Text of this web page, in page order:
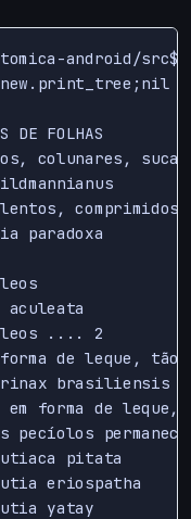
android/
DE FOLHAS
colunares,
paradoxa
.... 2
de leque, tão
brasiliensis
forma de leque,
pecíolos
pitata
eriospatha
yatay